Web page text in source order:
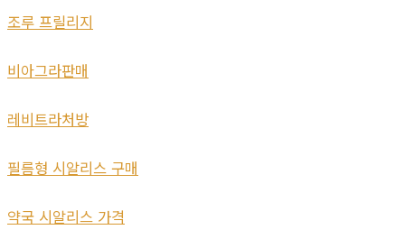
조루 프릴리지
비아그라판매
레비트라처방
필름형 시알리스 구매
약국 시알리스 가격